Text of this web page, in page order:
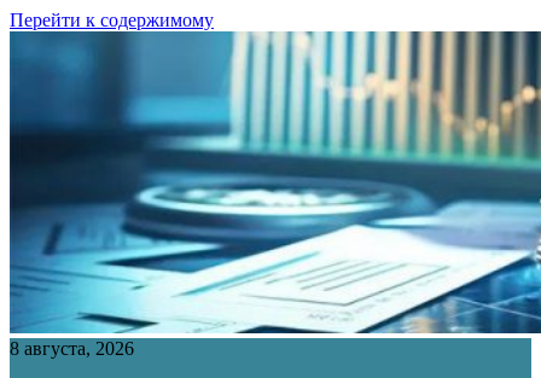
Перейти к содержимому
8 августа, 2026